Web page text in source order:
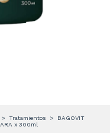
> Tratamientos >
BAGOVIT
x 300ml